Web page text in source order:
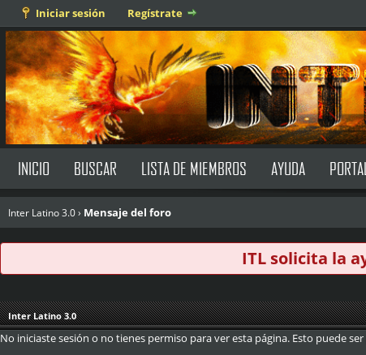
Iniciar sesión Regístrate
INICIO BUSCAR LISTA DE MIEMBROS AYUDA PORTAL
Inter Latino 3.0› Mensaje del foro
ITL solicita la
Inter Latino 3.0
No iniciaste sesión o no tienes permiso para ver esta página. Esto puede